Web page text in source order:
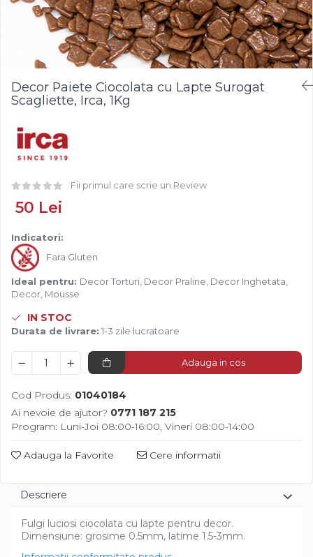
Alune de Padure
Fructe Liofilizate
Compot si Cocktail
Arome
Aroma Vanilie
Aroma Rom
Zahar
Isomalt
Crocant / Crumble
Lapte Condensat
Topping
Spray Antilipire Tavi
Diverse
Creme de Fructe
Umpluturi de Fructe
Bastonase Lemn
Gratare
Ustensile - Diverse
Decor Paiete Ciocolata cu Lapte Surogat
Scagliette, Irca, 1Kg
Fii primul care scrie un Review
50 Lei
Indicatori:
Fara Gluten
Ideal pentru: Decor Torturi, Decor Praline, Decor Inghetata,
Decor, Mousse
IN STOC
Durata de livrare: 1-3 zile lucratoare
Adauga in cos
Cod Produs: 01040184
Ai nevoie de ajutor? 0771 187 215
Program: Luni-Joi 08:00-16:00, Vineri 08:00-14:00
Adauga la Favorite Cere informatii
Descriere
Fulgi luciosi ciocolata cu lapte pentru decor.
Dimensiune: grosime 0.5mm, latime 1.5-3mm.